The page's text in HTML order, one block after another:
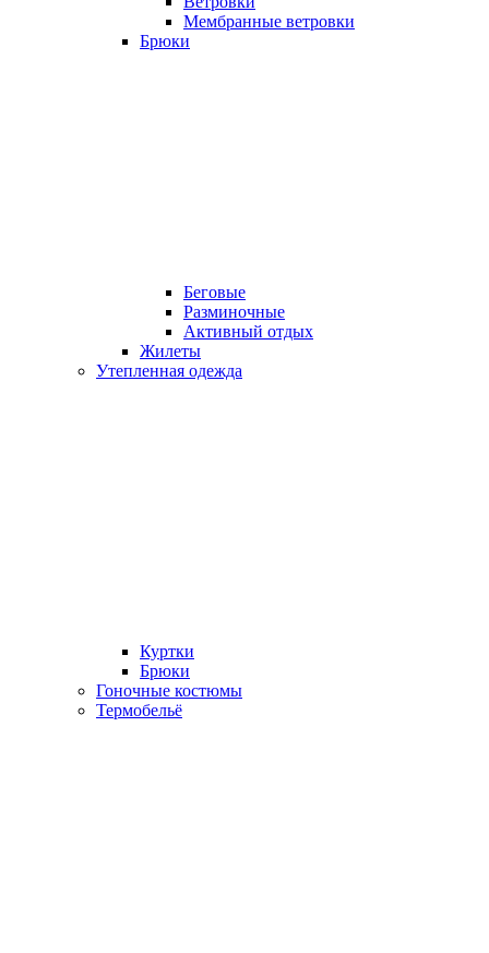
Мембранные ветровки
Брюки
Беговые
Разминочные
Активный отдых
Жилеты
Утепленная одежда
Куртки
Брюки
Гоночные костюмы
Термобельё